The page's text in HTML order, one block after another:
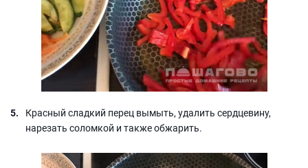
Красный сладкий перец вымыть, удалить сердцевину,
нарезать соломкой и также обжарить.